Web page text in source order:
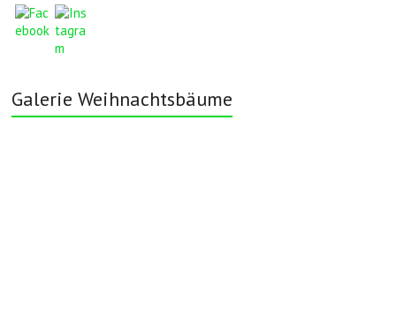
Galerie Weihnachtsbäume